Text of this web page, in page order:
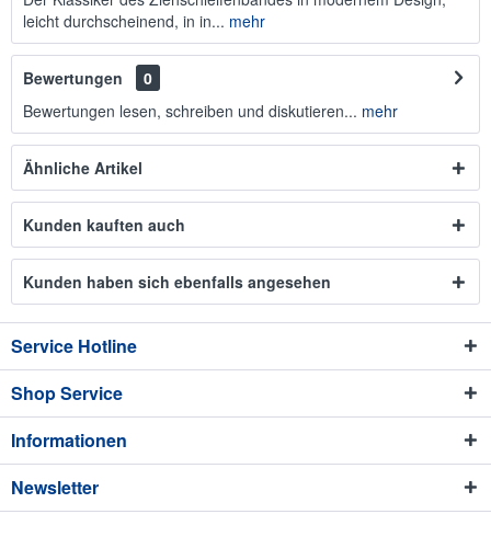
leicht durchscheinend, in in... mehr
Bewertungen
0
Bewertungen lesen, schreiben und diskutieren... mehr
Ähnliche Artikel
Kunden kauften auch
Kunden haben sich ebenfalls angesehen
Service Hotline
Shop Service
Informationen
Newsletter